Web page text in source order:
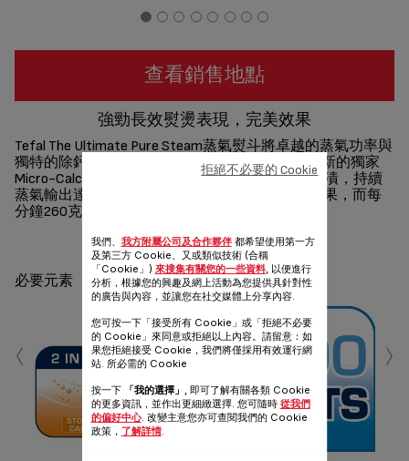
查看銷售地點
強勁長效熨燙表現，完美效果
Tefal The Ultimate Pure Steam蒸氣熨斗將卓越的蒸氣功率與
獨特的除鈣系統結合，實現完美的熨燙效果。全新的獨家
Micro-Calc Filter 技術有助防止熨燙時殘留物或污漬，持續
蒸氣輸出達每分鐘60克，帶來高效快捷的熨衣效果，而每
分鐘260克蒸氣噴射則可熨平最頑固的縐褶。
分享 發送
必要元素
‹ ›
我們、 我方附屬公司及合作夥伴都希望使用第一方
及第三方 Cookie、又或類似技術 (合稱
「Cookie」) 來搜集有關您的一些資料, 以便進行
分析，根據您的興趣及網上活動為您提供具針對性
的廣告與內容，並讓您在社交媒體上分享內容.
您可按一下「接受所有 Cookie」或「拒絕不必要
的 Cookie」來同意或拒絕以上內容。請留意：如
果您拒絕接受 Cookie，我們將僅採用有效運行網
站. 所必需的 Cookie
按一下 「我的選擇」
, 即可了解有關各類 Cookie
的更多資訊，並作出更細緻選擇. 您可隨時 從我們
的偏好中心. 改變主意您亦可查閱我們的 Cookie
政策， 了解詳情.
拒絕不必要的 Cookie